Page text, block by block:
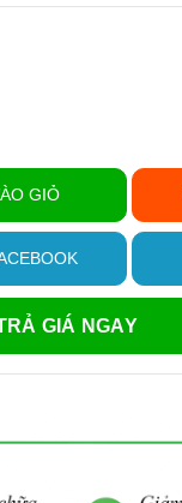
GIỎ
GIÁ NGAY